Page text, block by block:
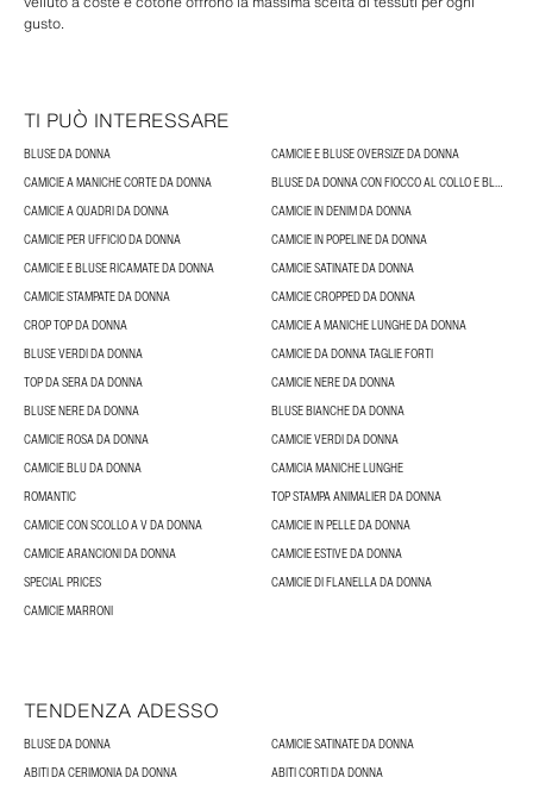
gusto.
TI PUÒ INTERESSARE
BLUSE DA DONNA
CAMICIE E BLUSE OVERSIZE DA DONNA
CAMICIE A MANICHE CORTE DA DONNA
BLUSE DA DONNA CON FIOCCO AL COLLO E BLUSE CON NODI
CAMICIE A QUADRI DA DONNA
CAMICIE IN DENIM DA DONNA
CAMICIE PER UFFICIO DA DONNA
CAMICIE IN POPELINE DA DONNA
CAMICIE E BLUSE RICAMATE DA DONNA
CAMICIE SATINATE DA DONNA
CAMICIE STAMPATE DA DONNA
CAMICIE CROPPED DA DONNA
CROP TOP DA DONNA
CAMICIE A MANICHE LUNGHE DA DONNA
BLUSE VERDI DA DONNA
CAMICIE DA DONNA TAGLIE FORTI
TOP DA SERA DA DONNA
CAMICIE NERE DA DONNA
BLUSE NERE DA DONNA
BLUSE BIANCHE DA DONNA
CAMICIE ROSA DA DONNA
CAMICIE VERDI DA DONNA
CAMICIE BLU DA DONNA
CAMICIA MANICHE LUNGHE
ROMANTIC
TOP STAMPA ANIMALIER DA DONNA
CAMICIE CON SCOLLO A V DA DONNA
CAMICIE IN PELLE DA DONNA
CAMICIE ARANCIONI DA DONNA
CAMICIE ESTIVE DA DONNA
SPECIAL PRICES
CAMICIE DI FLANELLA DA DONNA
CAMICIE MARRONI
TENDENZA ADESSO
BLUSE DA DONNA
CAMICIE SATINATE DA DONNA
ABITI DA CERIMONIA DA DONNA
ABITI CORTI DA DONNA